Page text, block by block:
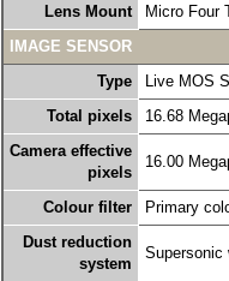
Lens Mount
Micro Four
IMAGE SENSOR
Type
Live MOS
Total pixels
16.68
Camera effective
pixels
16.00
Colour filter
Primary
Dust reduction
system
Supersonic